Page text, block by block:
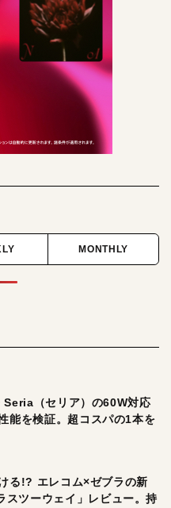
MONTHLY
Seria（セリア）の60W対応
能を検証。超コスパの1本を
る!? エレコム×ゼブラの新
スツーウェイ」レビュー。持